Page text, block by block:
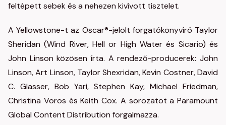
feltépett sebek és a nehezen kivívott tisztelet.
A Yellowstone-t az Oscar®-jelölt forgatókönyvíró Taylor
Sheridan (Wind River, Hell or High Water és Sicario) és
John Linson közösen írta. A rendező-producerek: John
Linson, Art Linson, Taylor Shexridan, Kevin Costner, David
C. Glasser, Bob Yari, Stephen Kay, Michael Friedman,
Christina Voros és Keith Cox. A sorozatot a Paramount
Global Content Distribution forgalmazza.